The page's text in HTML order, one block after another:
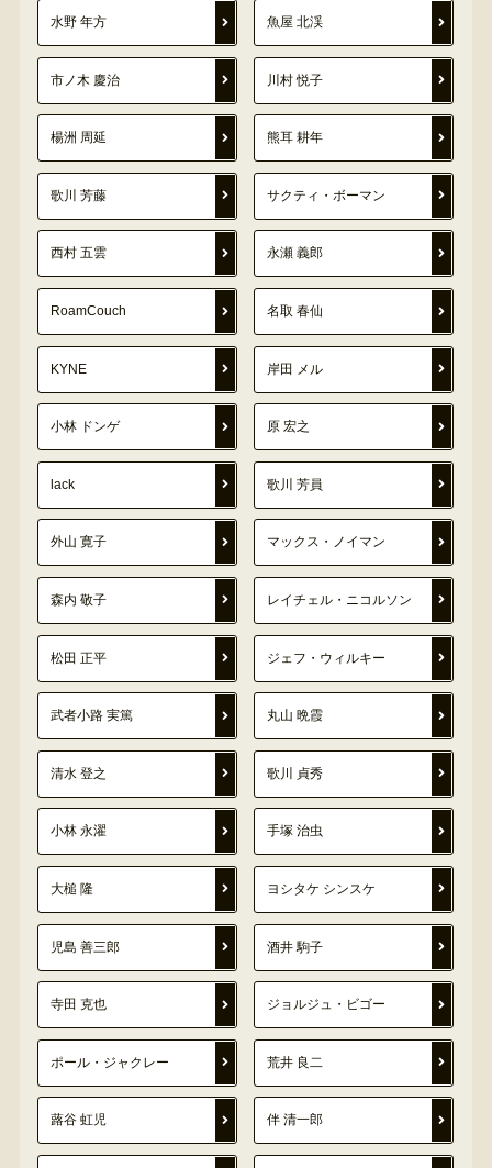
水野 年方 魚屋 北渓
市ノ木 慶治 川村 悦子
楊洲 周延 熊耳 耕年
歌川 芳藤 サクティ・ボーマン
西村 五雲 永瀬 義郎
RoamCouch 名取 春仙
KYNE 岸田 メル
小林 ドンゲ 原 宏之
lack 歌川 芳員
外山 寛子 マックス・ノイマン
森内 敬子 レイチェル・ニコルソン
松田 正平 ジェフ・ウィルキー
武者小路 実篤 丸山 晩霞
清水 登之 歌川 貞秀
小林 永濯 手塚 治虫
大槌 隆 ヨシタケ シンスケ
児島 善三郎 酒井 駒子
寺田 克也 ジョルジュ・ビゴー
ポール・ジャクレー 荒井 良二
蕗谷 虹児 伴 清一郎